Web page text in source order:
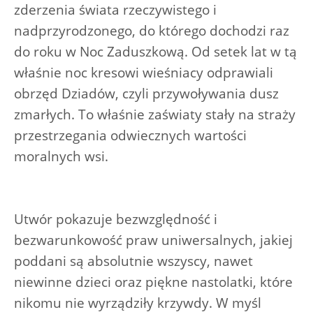
zderzenia świata rzeczywistego i
nadprzyrodzonego, do którego dochodzi raz
do roku w Noc Zaduszkową. Od setek lat w tą
właśnie noc kresowi wieśniacy odprawiali
obrzęd Dziadów, czyli przywoływania dusz
zmarłych. To właśnie zaświaty stały na straży
przestrzegania odwiecznych wartości
moralnych wsi.
Utwór pokazuje bezwzględność i
bezwarunkowość praw uniwersalnych, jakiej
poddani są absolutnie wszyscy, nawet
niewinne dzieci oraz piękne nastolatki, które
nikomu nie wyrządziły krzywdy. W myśl